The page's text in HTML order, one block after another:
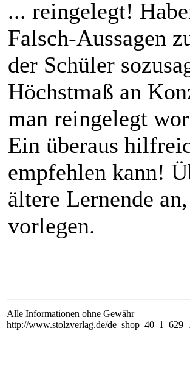
... reingelegt!
Falsch-Aussagen
der Schüler
Höchstmaß an
man reingelegt
Ein überaus
empfehlen kann!
ältere Lernende
vorlegen.
Alle Informationen ohne Gewähr
http://www.stolzverlag.de/